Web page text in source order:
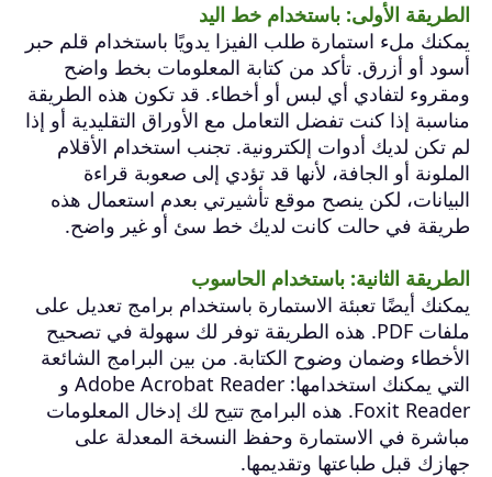
الطريقة الأولى: باستخدام خط اليد
يمكنك ملء استمارة طلب الفيزا يدويًا باستخدام قلم حبر
أسود أو أزرق. تأكد من كتابة المعلومات بخط واضح
ومقروء لتفادي أي لبس أو أخطاء. قد تكون هذه الطريقة
مناسبة إذا كنت تفضل التعامل مع الأوراق التقليدية أو إذا
لم تكن لديك أدوات إلكترونية. تجنب استخدام الأقلام
الملونة أو الجافة، لأنها قد تؤدي إلى صعوبة قراءة
البيانات، لكن ينصح موقع تأشيرتي بعدم استعمال هذه
طريقة في حالت كانت لديك خط سئ أو غير واضح.
الطريقة الثانية: باستخدام الحاسوب
يمكنك أيضًا تعبئة الاستمارة باستخدام برامج تعديل على
ملفات PDF. هذه الطريقة توفر لك سهولة في تصحيح
الأخطاء وضمان وضوح الكتابة. من بين البرامج الشائعة
التي يمكنك استخدامها: Adobe Acrobat Reader و
Foxit Reader. هذه البرامج تتيح لك إدخال المعلومات
مباشرة في الاستمارة وحفظ النسخة المعدلة على
جهازك قبل طباعتها وتقديمها.